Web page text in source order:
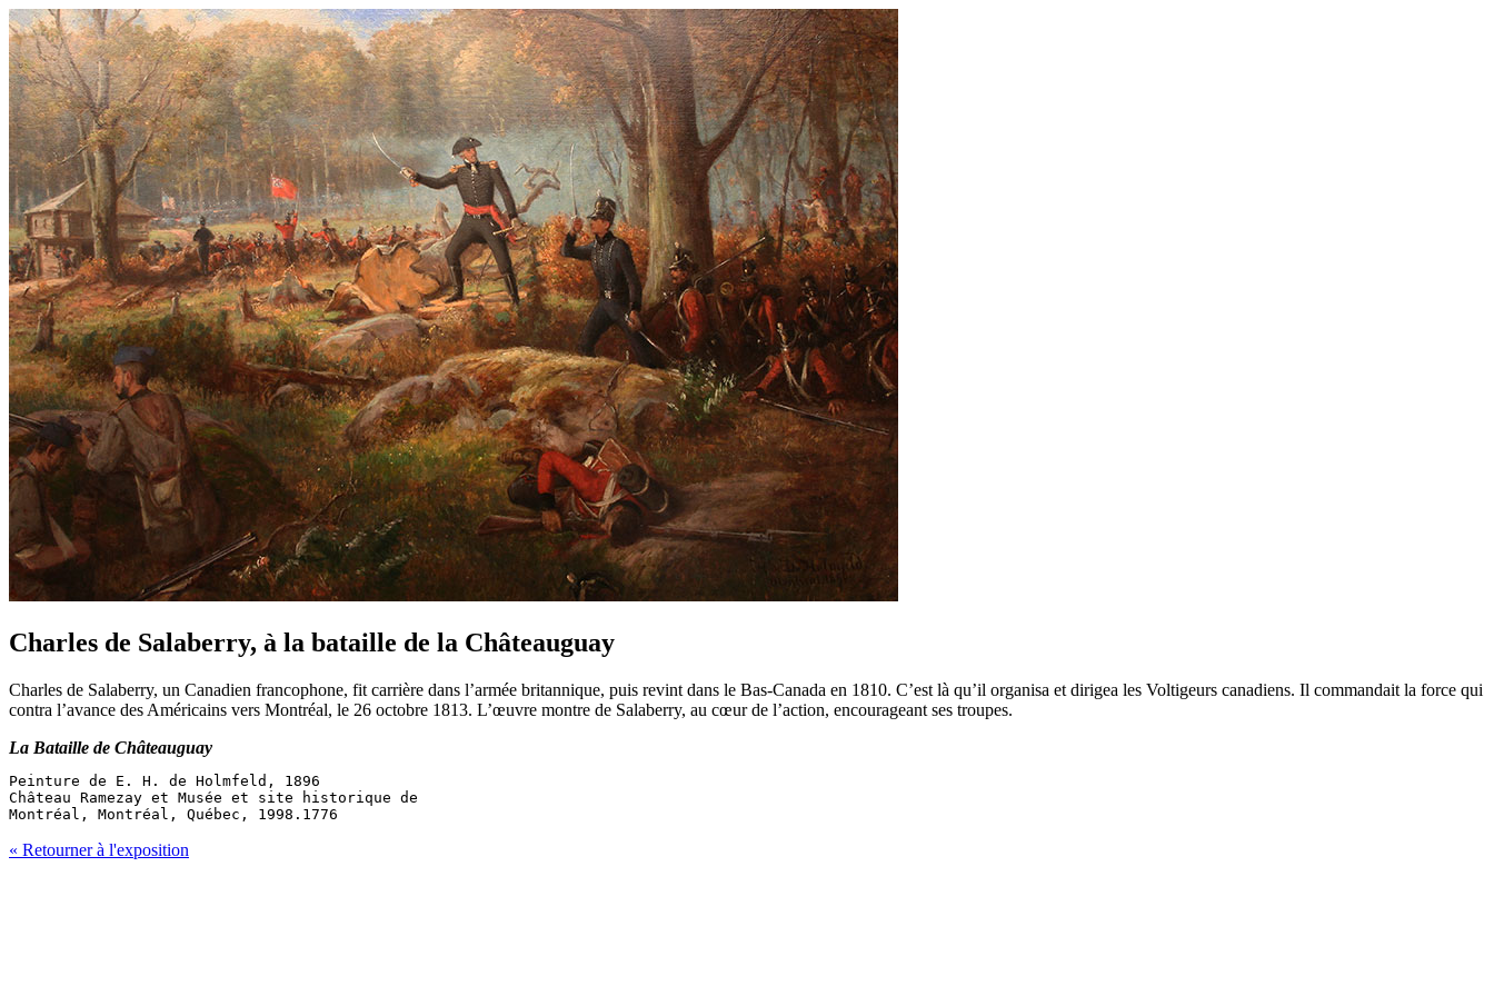
Charles de Salaberry, à la bataille de la Châteauguay
Charles de Salaberry, un Canadien francophone, fit carrière dans l’armée britannique, puis revint dans le Bas-Canada en 1810. C’est là qu’il organisa et dirigea les Voltigeurs canadiens. Il commandait la force qui
contra l’avance des Américains vers Montréal, le 26 octobre 1813. L’œuvre montre de Salaberry, au cœur de l’action, encourageant ses troupes.
La Bataille de Châteauguay
Peinture de E. H. de Holmfeld, 1896
Château Ramezay et Musée et site historique de
Montréal, Montréal, Québec, 1998.1776
« Retourner à l'exposition